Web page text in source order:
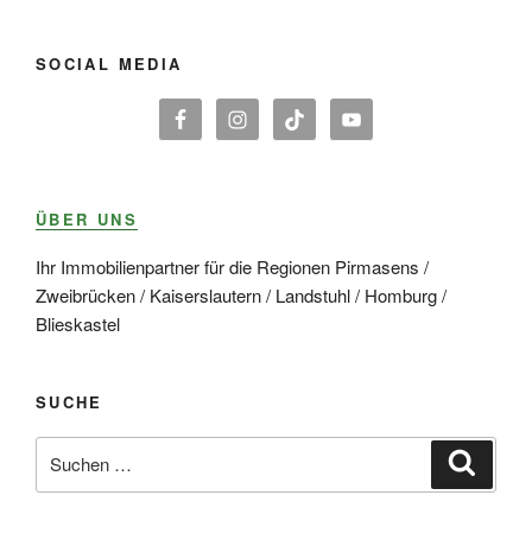
SOCIAL MEDIA
ÜBER UNS
Ihr Immobilienpartner für die Regionen Pirmasens /
Zweibrücken / Kaiserslautern / Landstuhl / Homburg /
Blieskastel
SUCHE
nach: